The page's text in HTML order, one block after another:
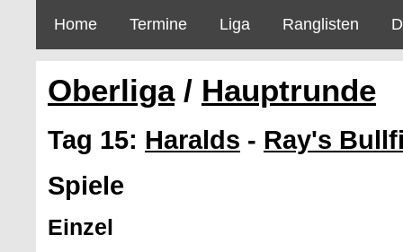
Home Termine Liga Ranglisten
Oberliga/ Hauptrunde
Tag 15: Haralds - Ray's
Spiele
Einzel